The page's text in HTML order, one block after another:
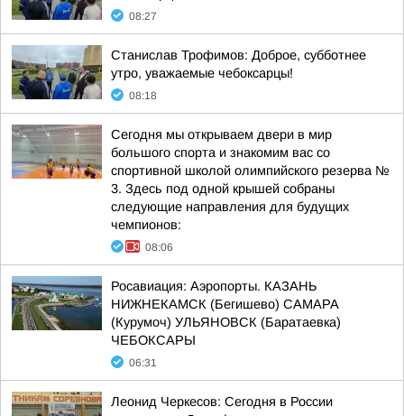
08:27
Станислав Трофимов: Доброе, субботнее
утро, уважаемые чебоксарцы!
08:18
Сегодня мы открываем двери в мир
большого спорта и знакомим вас со
спортивной школой олимпийского резерва №
3. Здесь под одной крышей собраны
следующие направления для будущих
чемпионов:
08:06
Росавиация: Аэропорты. КАЗАНЬ
НИЖНЕКАМСК (Бегишево) САМАРА
(Курумоч) УЛЬЯНОВСК (Баратаевка)
ЧЕБОКСАРЫ
06:31
Леонид Черкесов: Сегодня в России